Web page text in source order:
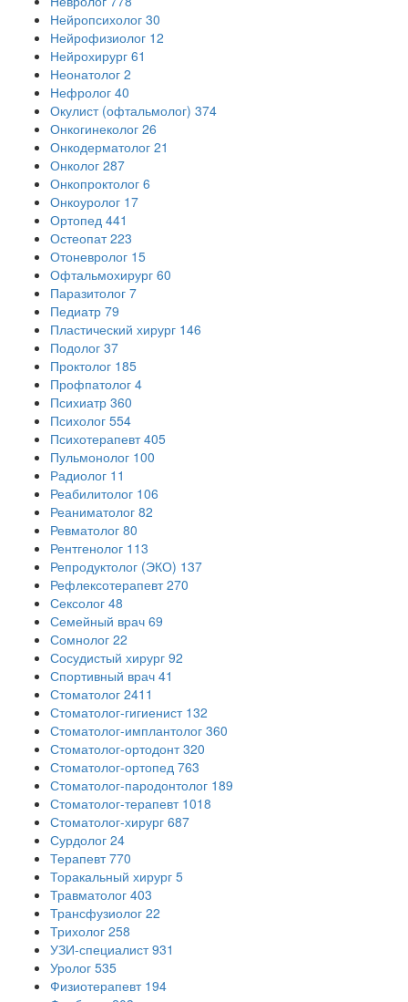
Нейропсихолог 30
Нейрофизиолог 12
Нейрохирург 61
Неонатолог 2
Нефролог 40
Окулист (офтальмолог) 374
Онкогинеколог 26
Онкодерматолог 21
Онколог 287
Онкопроктолог 6
Онкоуролог 17
Ортопед 441
Остеопат 223
Отоневролог 15
Офтальмохирург 60
Паразитолог 7
Педиатр 79
Пластический хирург 146
Подолог 37
Проктолог 185
Профпатолог 4
Психиатр 360
Психолог 554
Психотерапевт 405
Пульмонолог 100
Радиолог 11
Реабилитолог 106
Реаниматолог 82
Ревматолог 80
Рентгенолог 113
Репродуктолог (ЭКО) 137
Рефлексотерапевт 270
Сексолог 48
Семейный врач 69
Сомнолог 22
Сосудистый хирург 92
Спортивный врач 41
Стоматолог 2411
Стоматолог-гигиенист 132
Стоматолог-имплантолог 360
Стоматолог-ортодонт 320
Стоматолог-ортопед 763
Стоматолог-пародонтолог 189
Стоматолог-терапевт 1018
Стоматолог-хирург 687
Сурдолог 24
Терапевт 770
Торакальный хирург 5
Травматолог 403
Трансфузиолог 22
Трихолог 258
УЗИ-специалист 931
Уролог 535
Физиотерапевт 194